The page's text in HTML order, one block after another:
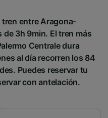
tren entre Aragona-
de 3h 9min. El tren más
Centrale dura
al día recorren los 84
Puedes reservar tu
con antelación.